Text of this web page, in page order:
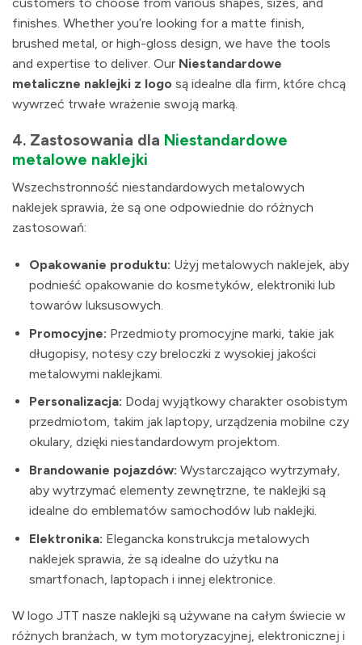
finishes. Whether you’re looking for a matte finish,
brushed metal, or high-gloss design, we have the tools
and expertise to deliver. Our Niestandardowe
metaliczne naklejki z logo są idealne dla firm, które chcą
wywrzeć trwałe wrażenie swoją marką.
4. Zastosowania dla Niestandardowe
metalowe naklejki
Wszechstronność niestandardowych metalowych
naklejek sprawia, że są one odpowiednie do różnych
zastosowań:
Opakowanie produktu: Użyj metalowych naklejek, aby
podnieść opakowanie do kosmetyków, elektroniki lub
towarów luksusowych.
Promocyjne: Przedmioty promocyjne marki, takie jak
długopisy, notesy czy breloczki z wysokiej jakości
metalowymi naklejkami.
Personalizacja: Dodaj wyjątkowy charakter osobistym
przedmiotom, takim jak laptopy, urządzenia mobilne czy
okulary, dzięki niestandardowym projektom.
Brandowanie pojazdów: Wystarczająco wytrzymały,
aby wytrzymać elementy zewnętrzne, te naklejki są
idealne do emblematów samochodów lub naklejki.
Elektronika: Elegancka konstrukcja metalowych
naklejek sprawia, że ​​są idealne do użytku na
smartfonach, laptopach i innej elektronice.
W logo JTT nasze naklejki są używane na całym świecie w
różnych branżach, w tym motoryzacyjnej, elektronicznej i